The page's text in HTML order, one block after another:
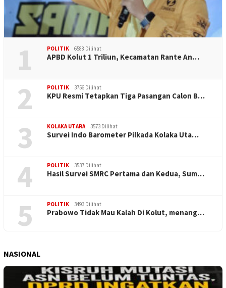
1 POLITIK 6588 Dilihat
APBD Kolut 1 Triliun, Kecamatan Rante An…
2 POLITIK 3756 Dilihat
KPU Resmi Tetapkan Tiga Pasangan Calon B…
3 KOLAKA UTARA 3573 Dilihat
Survei Indo Barometer Pilkada Kolaka Uta…
4 POLITIK 3537 Dilihat
Hasil Survei SMRC Pertama dan Kedua, Sum…
5 POLITIK 3493 Dilihat
Prabowo Tidak Mau Kalah Di Kolut, menang…
NASIONAL